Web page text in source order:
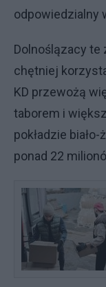
odpowiedzialny
Dolnoślązacy te
chętniej
KD przewożą
taborem i
pokładzie
ponad 22